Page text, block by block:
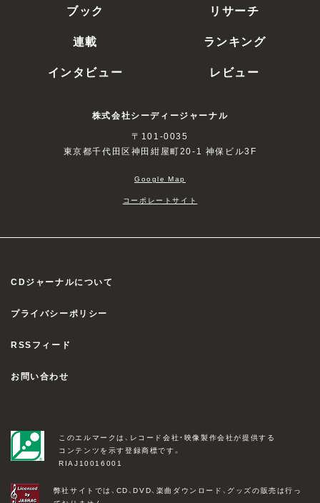
ブック
リサーチ
連載
ランキング
インタビュー
レビュー
株式会社シーディージャーナル
〒101-0035
東京都千代田区神田紺屋町20-1 神保ビル3F
Google Map
コーポレートサイト
CDジャーナルについて
プライバシーポリシー
RSSフィード
お問い合わせ
このエルマークは、レコード会社・映像製作会社が提供する
コンテンツを示す登録商標です。
RIAJ10016001
弊社サイトでは、CD、DVD、楽曲ダウンロード、グッズの販売は行っ